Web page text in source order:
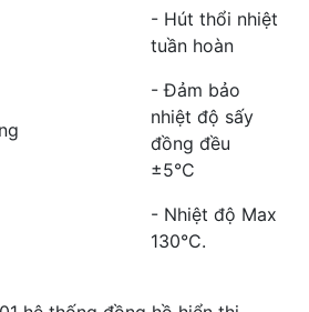
- Hút thổi nhiệt
tuần hoàn
- Đảm bảo
nhiệt độ sấy
đồng đều
±5°C
- Nhiệt độ Max
130°C.